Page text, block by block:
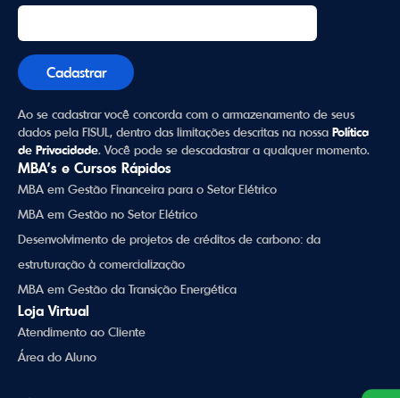
Ao se cadastrar você concorda com o armazenamento de seus
dados pela FISUL, dentro das limitações descritas na nossa Política
de Privacidade. Você pode se descadastrar a qualquer momento.
MBA’s e Cursos Rápidos
MBA em Gestão Financeira para o Setor Elétrico
MBA em Gestão no Setor Elétrico
Desenvolvimento de projetos de créditos de carbono: da
estruturação à comercialização
MBA em Gestão da Transição Energética
Loja Virtual
Atendimento ao Cliente
Área do Aluno